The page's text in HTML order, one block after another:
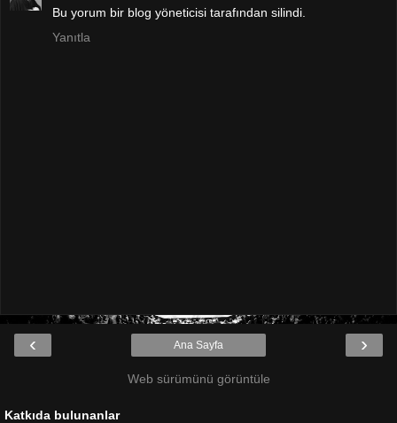
Bu yorum bir blog yöneticisi tarafından silindi.
Yanıtla
‹ ›
Ana Sayfa
Web sürümünü görüntüle
Katkıda bulunanlar